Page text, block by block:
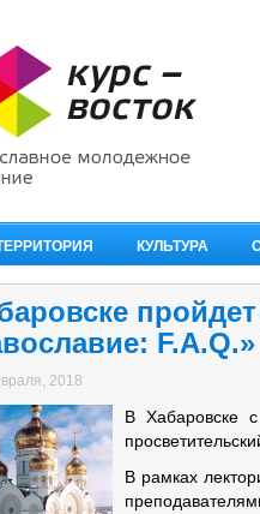
КУЛЬТУРА
F.A.Q.»
2018
В Хабаровске
В рамках